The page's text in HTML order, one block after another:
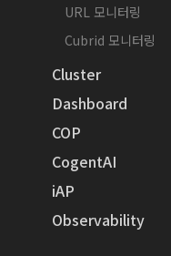
URL 모니터링
Cubrid 모니터링
Cluster
Dashboard
COP
CogentAI
iAP
Observability